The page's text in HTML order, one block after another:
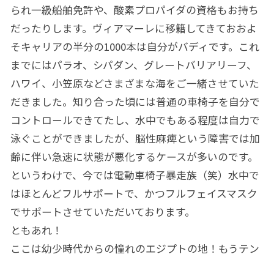
られ一級船舶免許や、酸素プロパイダの資格もお持ち
だったりします。ヴィアマーレに移籍してきておおよ
そキャリアの半分の1000本は自分がバディです。これ
までにはパラオ、シパダン、グレートバリアリーフ、
ハワイ、小笠原などさまざまな海をご一緒させていた
だきました。知り合った頃には普通の車椅子を自分で
コントロールできてたし、水中でもある程度は自力で
泳ぐことができましたが、脳性麻痺という障害では加
齢に伴い急速に状態が悪化するケースが多いのです。
というわけで、今では電動車椅子暴走族（笑）水中で
はほとんどフルサポートで、かつフルフェイスマスク
でサポートさせていただいております。
ともあれ！
ここは幼少時代からの憧れのエジプトの地！もうテン